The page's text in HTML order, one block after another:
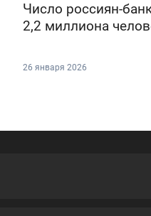
Число россиян-
2,2 миллиона
26 января 2026